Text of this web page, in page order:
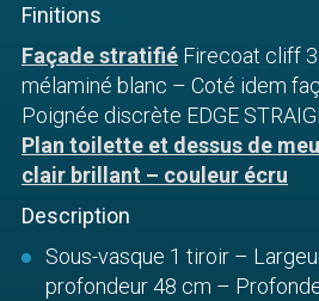
Finitions
Façade stratifié Firecoat cliff
mélaminé blanc – Coté idem
Poignée discrète EDGE
Plan toilette et dessus de
clair brillant – couleur écru
Description
Sous-vasque 1 tiroir –
profondeur 48 cm –